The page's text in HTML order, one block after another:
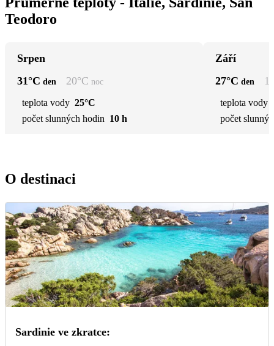
Teodoro
Srpen
31°C den 20°C noc
teplota vody 25°C
počet slunných hodin 10 h
Září
27°C den
teplota vody
počet
O destinaci
Sardinie ve zkratce: